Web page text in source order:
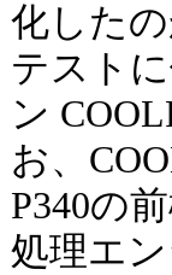
化した
テスト
ン
お、
P340の
処理エ